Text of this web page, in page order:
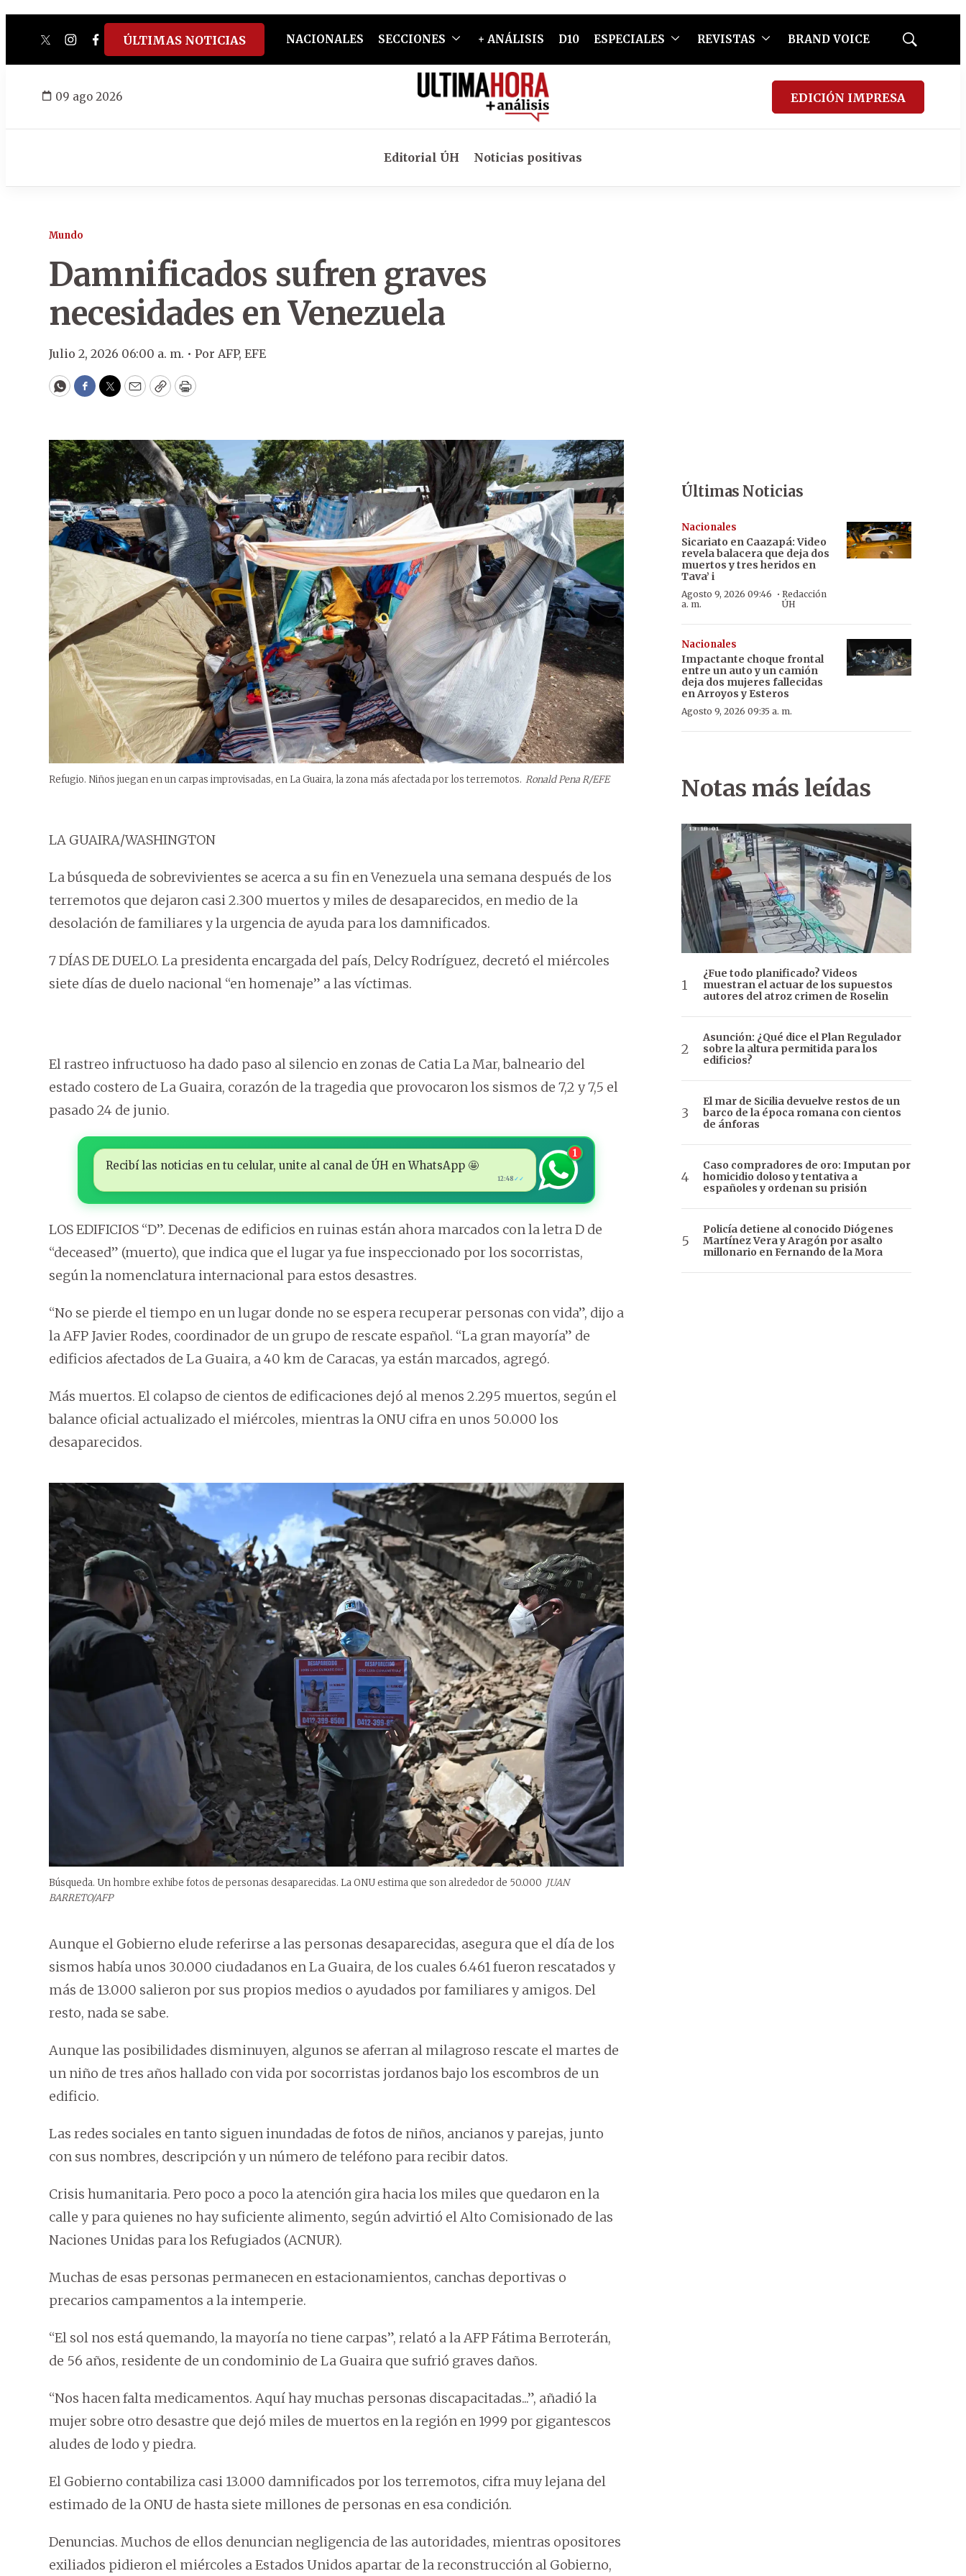
twitterinstagram
facebook
tiktokyoutube
spotify
ÚLTIMAS NOTICIAS NACIONALES SECCIONES + ANÁLISIS D10 ESPECIALES REVISTAS BRAND VOICE
Mostrar
09 ago 2026 EDICIÓN IMPRESA
Editorial ÚH Noticias positivas
Mundo
Damnificados sufren graves
necesidades en Venezuela
Julio 2, 2026 06:00 a. m. • Por AFP, EFE
WhatsApp
Facebook
Twitter
EmailCopyPrint
Refugio. Niños juegan en un carpas improvisadas, en La Guaira, la zona más afectada por los terremotos. Ronald Pena R/EFE
LA GUAIRA/WASHINGTON
La búsqueda de sobrevivientes se acerca a su fin en Venezuela una semana después de los
terremotos que dejaron casi 2.300 muertos y miles de desaparecidos, en medio de la
desolación de familiares y la urgencia de ayuda para los damnificados.
7 DÍAS DE DUELO. La presidenta encargada del país, Delcy Rodríguez, decretó el miércoles
siete días de duelo nacional “en homenaje” a las víctimas.
El rastreo infructuoso ha dado paso al silencio en zonas de Catia La Mar, balneario del
estado costero de La Guaira, corazón de la tragedia que provocaron los sismos de 7,2 y 7,5 el
pasado 24 de junio.
Recibí las noticias en tu celular, unite al canal de ÚH en WhatsApp 🤩
12:48 ✓✓
1
LOS EDIFICIOS “D”. Decenas de edificios en ruinas están ahora marcados con la letra D de
“deceased” (muerto), que indica que el lugar ya fue inspeccionado por los socorristas,
según la nomenclatura internacional para estos desastres.
“No se pierde el tiempo en un lugar donde no se espera recuperar personas con vida”, dijo a
la AFP Javier Rodes, coordinador de un grupo de rescate español. “La gran mayoría” de
edificios afectados de La Guaira, a 40 km de Caracas, ya están marcados, agregó.
Más muertos. El colapso de cientos de edificaciones dejó al menos 2.295 muertos, según el
balance oficial actualizado el miércoles, mientras la ONU cifra en unos 50.000 los
desaparecidos.
Búsqueda. Un hombre exhibe fotos de personas desaparecidas. La ONU estima que son alrededor de 50.000 JUAN
BARRETO/AFP
Aunque el Gobierno elude referirse a las personas desaparecidas, asegura que el día de los
sismos había unos 30.000 ciudadanos en La Guaira, de los cuales 6.461 fueron rescatados y
más de 13.000 salieron por sus propios medios o ayudados por familiares y amigos. Del
resto, nada se sabe.
Aunque las posibilidades disminuyen, algunos se aferran al milagroso rescate el martes de
un niño de tres años hallado con vida por socorristas jordanos bajo los escombros de un
edificio.
Las redes sociales en tanto siguen inundadas de fotos de niños, ancianos y parejas, junto
con sus nombres, descripción y un número de teléfono para recibir datos.
Crisis humanitaria. Pero poco a poco la atención gira hacia los miles que quedaron en la
calle y para quienes no hay suficiente alimento, según advirtió el Alto Comisionado de las
Naciones Unidas para los Refugiados (ACNUR).
Muchas de esas personas permanecen en estacionamientos, canchas deportivas o
precarios campamentos a la intemperie.
“El sol nos está quemando, la mayoría no tiene carpas”, relató a la AFP Fátima Berroterán,
de 56 años, residente de un condominio de La Guaira que sufrió graves daños.
“Nos hacen falta medicamentos. Aquí hay muchas personas discapacitadas...”, añadió la
mujer sobre otro desastre que dejó miles de muertos en la región en 1999 por gigantescos
aludes de lodo y piedra.
El Gobierno contabiliza casi 13.000 damnificados por los terremotos, cifra muy lejana del
estimado de la ONU de hasta siete millones de personas en esa condición.
Denuncias. Muchos de ellos denuncian negligencia de las autoridades, mientras opositores
exiliados pidieron el miércoles a Estados Unidos apartar de la reconstrucción al Gobierno,
Últimas Noticias
Nacionales
Sicariato en Caazapá: Video
revela balacera que deja dos
muertos y tres heridos en
Tava’ i
Agosto 9, 2026 09:46
a. m.
·Redacción
ÚH
Nacionales
Impactante choque frontal
entre un auto y un camión
deja dos mujeres fallecidas
en Arroyos y Esteros
Agosto 9, 2026 09:35 a. m.
Notas más leídas
¿Fue todo planificado? Videos
muestran el actuar de los supuestos
autores del atroz crimen de Roselin
Asunción: ¿Qué dice el Plan Regulador
sobre la altura permitida para los
edificios?
El mar de Sicilia devuelve restos de un
barco de la época romana con cientos
de ánforas
Caso compradores de oro: Imputan por
homicidio doloso y tentativa a
españoles y ordenan su prisión
Policía detiene al conocido Diógenes
Martínez Vera y Aragón por asalto
millonario en Fernando de la Mora